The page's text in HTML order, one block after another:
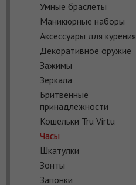
Умные браслеты
Маникюрные наборы
Аксессуары для курения
Декоративное оружие
Зажимы
Зеркала
Бритвенные
принадлежности
Кошельки Tru Virtu
Часы
Шкатулки
Зонты
Запонки